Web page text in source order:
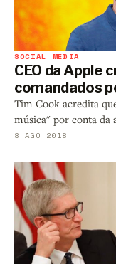
SOCIAL MEDIA
CEO da Apple
comandados
Tim Cook acredita
música" por conta da
8 AGO 2018